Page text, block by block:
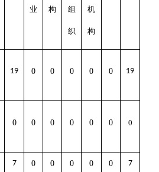
业 构 组
织
机
构
19 0 0 0 0 0 19
0 0 0 0 0 0 0
7 0 0 0 0 0 7